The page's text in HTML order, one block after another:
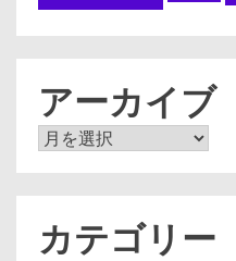
アーカイブ
ア
カテゴリー